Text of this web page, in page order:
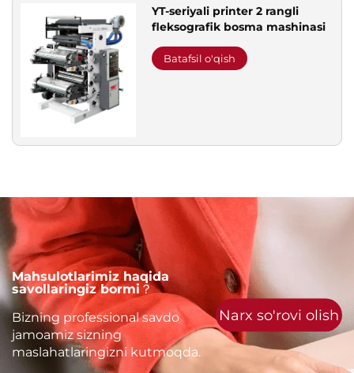
YT-seriyali printer 2 rangli
fleksografik bosma mashinasi
Batafsil o'qish
Mahsulotlarimiz haqida
savollaringiz bormi？
Bizning professional savdo
jamoamiz sizning
maslahatlaringizni kutmoqda.
Narx so'rovi olish